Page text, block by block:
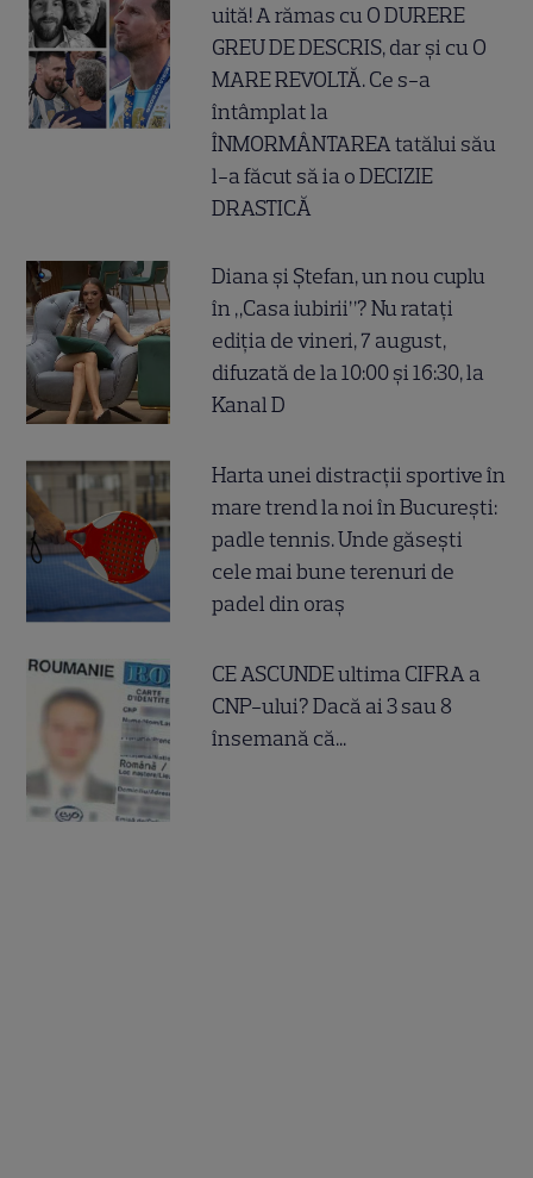
uită! A rămas cu O DURERE
GREU DE DESCRIS, dar și cu O
MARE REVOLTĂ. Ce s-a
întâmplat la
ÎNMORMÂNTAREA tatălui său
l-a făcut să ia o DECIZIE
DRASTICĂ
Diana și Ștefan, un nou cuplu
în „Casa iubirii”? Nu ratați
ediția de vineri, 7 august,
difuzată de la 10:00 și 16:30, la
Kanal D
Harta unei distracții sportive în
mare trend la noi în București:
padle tennis. Unde găsești
cele mai bune terenuri de
padel din oraș
CE ASCUNDE ultima CIFRA a
CNP-ului? Dacă ai 3 sau 8
însemană că...